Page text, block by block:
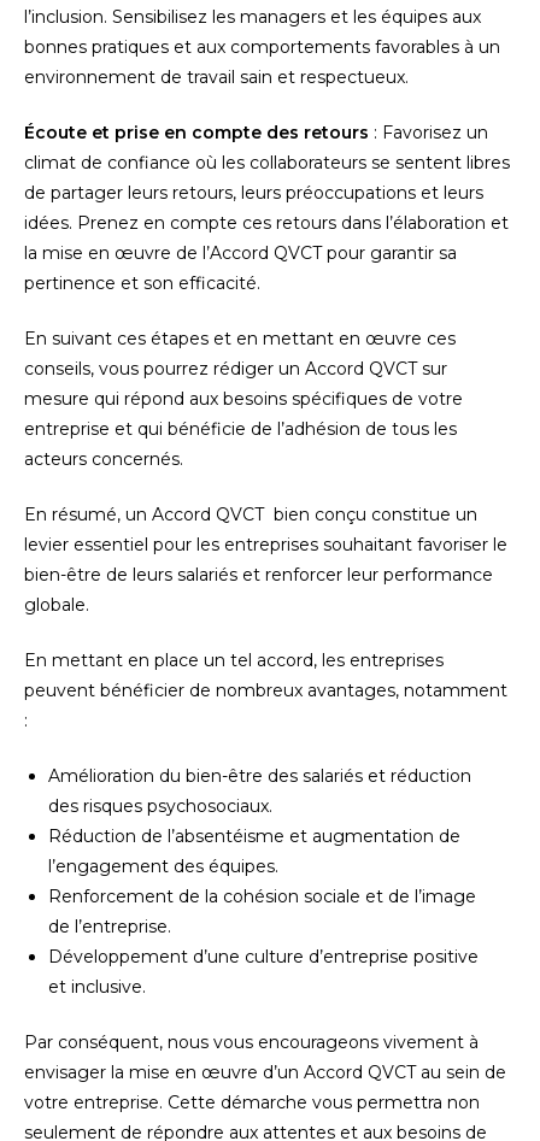
l’inclusion. Sensibilisez les managers et les équipes aux
bonnes pratiques et aux comportements favorables à un
environnement de travail sain et respectueux.
Écoute et prise en compte des retours : Favorisez un
climat de confiance où les collaborateurs se sentent libres
de partager leurs retours, leurs préoccupations et leurs
idées. Prenez en compte ces retours dans l’élaboration et
la mise en œuvre de l’Accord QVCT pour garantir sa
pertinence et son efficacité.
En suivant ces étapes et en mettant en œuvre ces
conseils, vous pourrez rédiger un Accord QVCT sur
mesure qui répond aux besoins spécifiques de votre
entreprise et qui bénéficie de l’adhésion de tous les
acteurs concernés.
En résumé, un Accord QVCT bien conçu constitue un
levier essentiel pour les entreprises souhaitant favoriser le
bien-être de leurs salariés et renforcer leur performance
globale.
En mettant en place un tel accord, les entreprises
peuvent bénéficier de nombreux avantages, notamment
:
Amélioration du bien-être des salariés et réduction
des risques psychosociaux.
Réduction de l’absentéisme et augmentation de
l’engagement des équipes.
Renforcement de la cohésion sociale et de l’image
de l’entreprise.
Développement d’une culture d’entreprise positive
et inclusive.
Par conséquent, nous vous encourageons vivement à
envisager la mise en œuvre d’un Accord QVCT au sein de
votre entreprise. Cette démarche vous permettra non
seulement de répondre aux attentes et aux besoins de